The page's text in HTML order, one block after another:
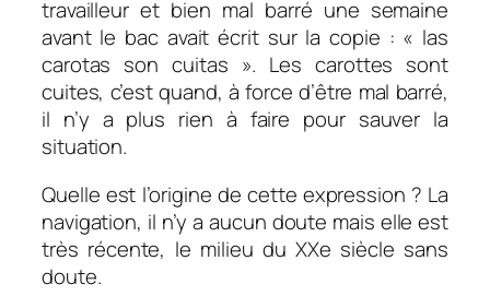
travailleur et bien mal barré une semaine
avant le bac avait écrit sur la copie : « las
carotas son cuitas ». Les carottes sont
cuites, c’est quand, à force d’être mal barré,
il n’y a plus rien à faire pour sauver la
situation.
Quelle est l’origine de cette expression ? La
navigation, il n’y a aucun doute mais elle est
très récente, le milieu du XXe siècle sans
doute.